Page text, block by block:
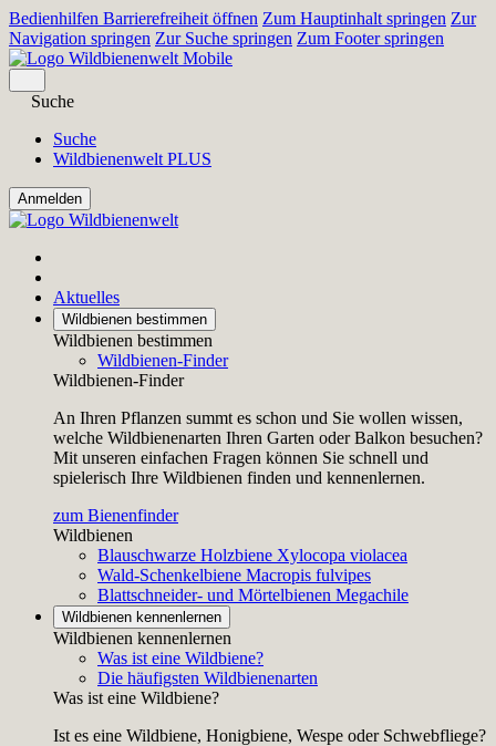
Bedienhilfen Barrierefreiheit öffnen Zum Hauptinhalt springen Zur
Navigation springen Zur Suche springen Zum Footer springen
Suche
Suche
Wildbienenwelt PLUS
Aktuelles
Wildbienen bestimmen
Wildbienen bestimmen
Wildbienen-Finder
Wildbienen-Finder
An Ihren Pflanzen summt es schon und Sie wollen wissen,
welche Wildbienenarten Ihren Garten oder Balkon besuchen?
Mit unseren einfachen Fragen können Sie schnell und
spielerisch Ihre Wildbienen finden und kennenlernen.
zum Bienenfinder
Wildbienen
Blauschwarze Holzbiene Xylocopa violacea
Wald-Schenkelbiene Macropis fulvipes
Blattschneider- und Mörtelbienen Megachile
Wildbienen kennenlernen
Wildbienen kennenlernen
Was ist eine Wildbiene?
Die häufigsten Wildbienenarten
Was ist eine Wildbiene?
Ist es eine Wildbiene, Honigbiene, Wespe oder Schwebfliege?